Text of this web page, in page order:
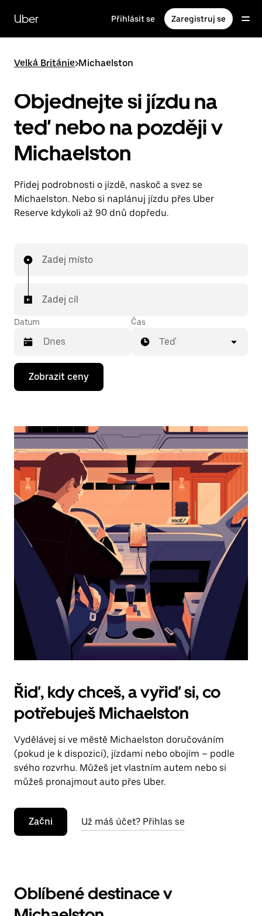
hlavní
obsah
Uber Přihlásit se Zaregistruj se
Velká Británie>Michaelston
Objednejte si jízdu na
teď nebo na později v
Michaelston
Přidej podrobnosti o jízdě, naskoč a svez se
Michaelston. Nebo si naplánuj jízdu přes Uber
Reserve kdykoli až 90 dnů dopředu.
Zadej místo
Zadej cíl
Datum
Stisknutím
klávesy
se
kalendář
vybrat
datum.
Stisknutím
klávesy
Esc
zavřeš
kalendář.
Čas
Teď
Zobrazit ceny
Řiď, kdy chceš, a vyřiď si, co
potřebuješ Michaelston
Vydělávej si ve městě Michaelston doručováním
(pokud je k dispozici), jízdami nebo obojím – podle
svého rozvrhu. Můžeš jet vlastním autem nebo si
můžeš pronajmout auto přes Uber.
Začni Už máš účet? Přihlas se
Oblíbené destinace v